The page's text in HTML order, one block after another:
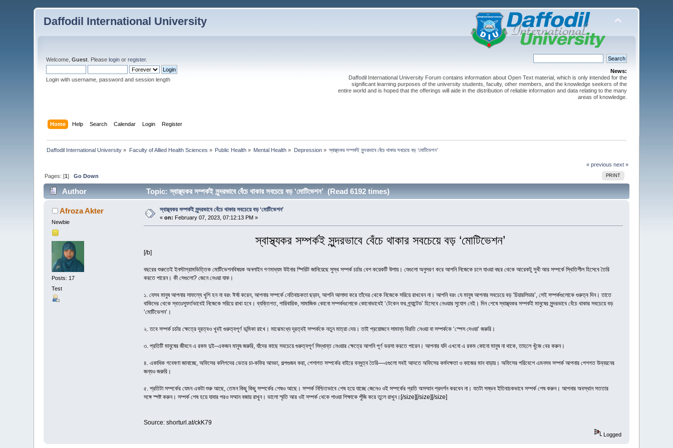
Daffodil International University
Welcome,Guest . Pleaselogin orregister.
Login with username, password and session length
News:
Daffodil International University Forum contains information about Open Text material, which is only intended for the
significant learning purposes of the university students, faculty, other members, and the knowledge seekers of the
entire world and is hoped that the offerings will aide in the distribution of reliable information and data relating to the many
areas of knowledge.
Home Help Search Calendar Login Register
Daffodil International University » Faculty of Allied Health Sciences » Public Health » Mental Health » Depression» স্বাস্থ্যকর সম্পর্কই সুন্দরভাবে বেঁচে থাকার সবচেয়ে বড় ‘মোটিভেশন’
« previous next »
PRINT
Pages: [1]Go Down
Author Topic: স্বাস্থ্যকর সম্পর্কই সুন্দরভাবে বেঁচে থাকার সবচেয়ে বড় ‘মোটিভেশন’ (Read 6192 times)
Afroza Akter
Newbie
Posts: 17
Test
স্বাস্থ্যকর সম্পর্কই সুন্দরভাবে বেঁচে থাকার সবচেয়ে বড় ‘মোটিভেশন’
«on: February 07, 2023, 07:12:13 PM »
স্বাস্থ্যকর সম্পর্কই সুন্দরভাবে বেঁচে থাকার সবচেয়ে বড় ‘মোটিভেশন’
[/b]
বছরের শুরুতেই ইনস্টাগ্রামভিত্তিক মোটিভেশনবিষয়ক অনলাইন গণমাধ্যম উইনার স্পিরিট জানিয়েছে সুস্থ সম্পর্ক চর্চার বেশ কয়েকটি উপায়। যেগুলো অনুসরণ করে আপনি নিজেকে চলে যাওয়া বছর থেকে আরেকটু সুখী আর সম্পর্কে স্থিতিশীল হিসেবে তৈরি
করতে পারেন। কী সেগুলো? জেনে নেওয়া যাক।
১. যেসব মানুষ আপনার সাফল্যে খুশি হন না বরং ঈর্ষা করেন, আপনার সম্পর্কে নেতিবাচকতা ছড়ান, আপনি আলাদা করে তাঁদের থেকে নিজেকে সরিয়ে রাখবেন না। আপনি বরং যে মানুষ আপনার সবচেয়ে বড় ‘চিয়ারলিডার’, সেই সম্পর্কগুলোকে গুরুত্ব দিন। তাতে
বাকিদের থেকে স্বতঃস্ফূর্তভাবেই নিজেকে সরিয়ে রাখা হবে। ব্যক্তিগত, পারিবারিক, সামাজিক কোনো সম্পর্কগুলোকে কোনোভাবেই ‘টেকেন ফর গ্র্যান্টেড’ হিসেবে নেওয়ার সুযোগ নেই। দিন শেষে স্বাস্থ্যকর সম্পর্কই মানুষের সুন্দরভাবে বেঁচে থাকার সবচেয়ে বড়
‘মোটিভেশন’।
২. তবে সম্পর্ক চর্চার ক্ষেত্রে দূরত্বও খুবই গুরুত্বপূর্ণ ভূমিকা রাখে। মাঝেমধ্যে দূরত্বই সম্পর্ককে নতুন মাত্রা দেয়। তাই প্রয়োজনে সামান্য বিরতি নেওয়া বা সম্পর্ককে ‘স্পেস দেওয়া’ জরুরি।
৩. প্রতিটি মানুষের জীবনে এ রকম দুই–একজন মানুষ জরুরি, যাঁদের কাছে সবচেয়ে গুরুত্বপূর্ণ সিদ্ধান্ত নেওয়ার ক্ষেত্রে আপনি পূর্ণ ভরসা করতে পারেন। আপনার যদি এখনো এ রকম কোনো মানুষ না থাকে, তাহলে খুঁজে বের করুন।
৪. একাধিক গবেষণা জানাচ্ছে, অফিসের কলিগদের ভেতর চা-কফির আড্ডা, গল্পগুজব করা, পেশাগত সম্পর্কের বাইরে বন্ধুত্ব তৈরি—এগুলো সবই আদতে অফিসের কর্মদক্ষতা ও কাজের মান বাড়ায়। অফিসের পরিবেশে এমনসব সম্পর্ক আপনার পেশগত উন্নয়নের
জন্যও জরুরি।
৫. প্রতিটা সম্পর্কের যেমন একটা শুরু আছে, তেমন কিছু কিছু সম্পর্কের শেষও আছে। সম্পর্ক নিশ্চিতভাবে শেষ হয়ে যাচ্ছে জেনেও ওই সম্পর্কের প্রতি অসম্মান প্রদর্শন করবেন না। যতটা সম্ভব ইতিবাচকভাবে সম্পর্ক শেষ করুন। আপনার অবস্থান সততার
সঙ্গে স্পষ্ট করুন। সম্পর্ক শেষ হয়ে যাবার পরও সম্মান বজায় রাখুন। ভালো স্মৃতি আর ওই সম্পর্ক থেকে পাওয়া শিক্ষাকে পুঁজি করে তুলে রাখুন।[/size][/size][/size]
Source: shorturl.at/ckK79
Logged